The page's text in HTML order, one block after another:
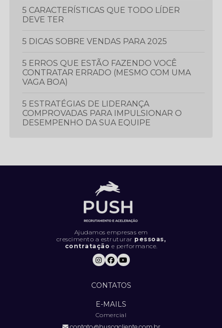
5 CARACTERÍSTICAS QUE TODO LÍDER
DEVE TER
5 DICAS SOBRE VENDAS PARA 2025
5 ERROS QUE ESTÃO FAZENDO VOCÊ
CONTRATAR ERRADO (MESMO COM UMA
VAGA BOA)
5 ESTRATÉGIAS DE LIDERANÇA
COMPROVADAS PARA IMPULSIONAR O
DESEMPENHO DA SUA EQUIPE
O DESEMPENHO DA SUA EQUIPE DE
CONTRATANDO DA FORMA ERRADA (E
COMO RESOLVER).
Ajudamos empresas em
crescimento a estruturar pessoas,
contratação e performance.
CONTATOS
E-MAILS
Comercial